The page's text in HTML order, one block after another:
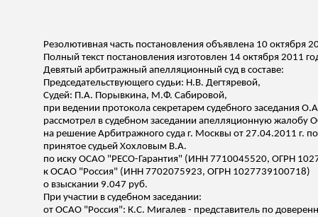
Резолютивная часть постановления объявлена 10 октября
Полный текст постановления изготовлен 14 октября 2011
Девятый арбитражный апелляционный суд в составе:
Председательствующего судьи: Н.В. Дегтяревой,
Судей: П.А. Порывкина, М.Ф. Сабировой,
при ведении протокола секретарем судебного заседания
рассмотрел в судебном заседании апелляционную жалобу
на решение Арбитражного суда г. Москвы от 27.04.2011 г.
принятое судьей Хохловым В.А.
по иску ОСАО "РЕСО-Гарантия" (ИНН 7710045520, ОГРН
к ОСАО "Россия" (ИНН 7702075923, ОГРН 1027739100718)
о взыскании 9.047 руб.
При участии в судебном заседании:
от ОСАО "Россия": К.С. Мигалев - представитель по